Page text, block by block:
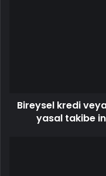
Bireysel kredi
yasal takibe